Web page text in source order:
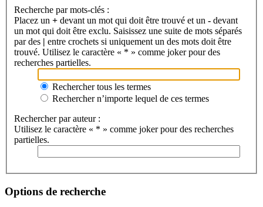
Recherche par mots-clés :
Placez un + devant un mot qui doit être trouvé et un - devant
un mot qui doit être exclu. Saisissez une suite de mots séparés
par des | entre crochets si uniquement un des mots doit être
trouvé. Utilisez le caractère « * » comme joker pour des
recherches partielles.
Rechercher tous les termes
Rechercher n’importe lequel de ces termes
Rechercher par auteur :
Utilisez le caractère « * » comme joker pour des recherches
partielles.
Options de recherche